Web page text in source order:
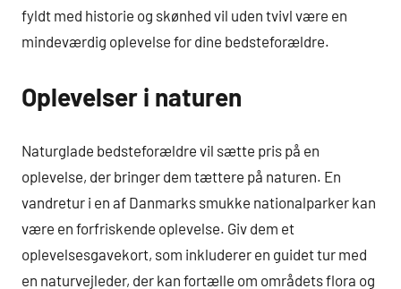
fyldt med historie og skønhed vil uden tvivl være en
mindeværdig oplevelse for dine bedsteforældre.
Oplevelser i naturen
Naturglade bedsteforældre vil sætte pris på en
oplevelse, der bringer dem tættere på naturen. En
vandretur i en af Danmarks smukke nationalparker kan
være en forfriskende oplevelse. Giv dem et
oplevelsesgavekort, som inkluderer en guidet tur med
en naturvejleder, der kan fortælle om områdets flora og